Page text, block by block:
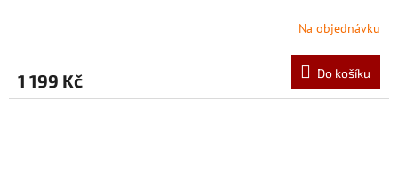
Na objednávku
1 199 Kč Do košíku